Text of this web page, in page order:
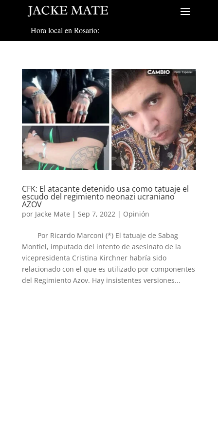
Hora local en Rosario:
CFK: El atacante detenido usa como tatuaje el
escudo del regimiento neonazi ucraniano
AZOV
por Jacke Mate | Sep 7, 2022| Opinión
Por Ricardo Marconi (*) El tatuaje de Sabag
Montiel, imputado del intento de asesinato de la
vicepresidenta Cristina Kirchner habría sido
relacionado con el que es utilizado por componentes
del Regimiento Azov. Hay insistentes versiones...